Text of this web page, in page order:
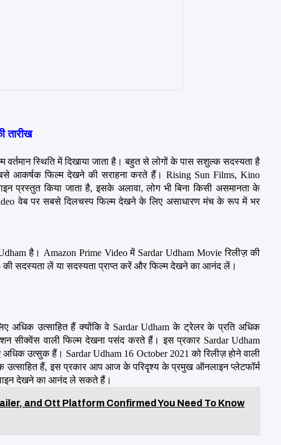
तारीख
स्थिति में दिखाया जाता है। बहुत से लोगों के पास सशुल्क सदस्यता है
आकर्षक फिल्म देखने की सराहना करते हैं। Rising Sun Films, Kino
प्रस्तुत किया जाता है, इसके अलावा, लोग भी बिना किसी असमानता के
वेब पर सबसे दिलचस्प फिल्म देखने के लिए असाधारण मंच के रूप में भर
है। Amazon Prime Video में Sardar Udham Movie रिलीज़ की
की सदस्यता लें या सदस्यता प्राप्त करें और फिल्म देखने का आनंद लें।
उत्साहित हैं क्योंकि वे Sardar Udham के ट्रेलर के प्रति अधिक
सीक्वेंस वाली फिल्म देखना पसंद करते हैं। इस प्रकार Sardar Udham
उत्सुक हैं। Sardar Udham 16 October 2021 को रिलीज़ होने वाली
हैं, इस प्रकार आप आज के परिदृश्य के प्रमुख ऑनलाइन प्लेटफॉर्म
देखने का आनंद ले सकते हैं।
and Ott Platform Confirmed You Need To Know